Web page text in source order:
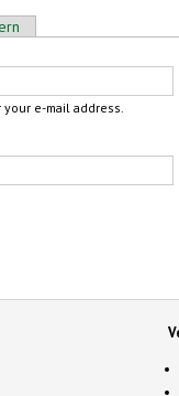
e-mail address.